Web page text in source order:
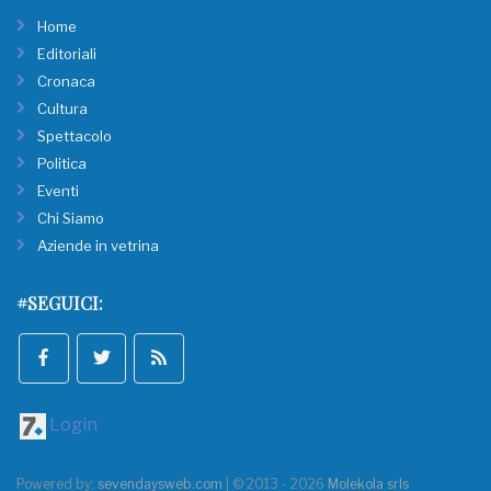
Home
Editoriali
Cronaca
Cultura
Spettacolo
Politica
Eventi
Chi Siamo
Aziende in vetrina
#SEGUICI:
Login
Powered by: sevendaysweb.com | © 2013 - 2026 Molekola srls